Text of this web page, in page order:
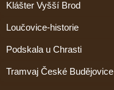
Klášter Vyšší Brod
Loučovice-historie
Podskala u Chrasti
Tramvaj České Budějovice